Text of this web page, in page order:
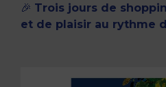
🎉 Trois jours de
et de plaisir au rythme